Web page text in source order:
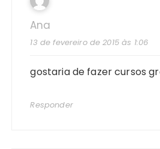
Ana
13 de fevereiro de 2015 às 1:06
gostaria de fazer cursos
Responder